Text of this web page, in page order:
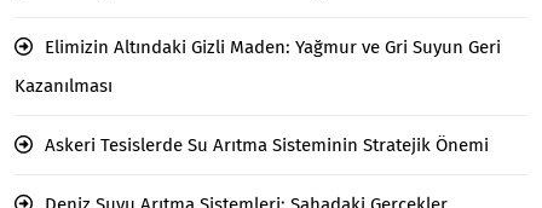
Elimizin Altındaki Gizli Maden: Yağmur ve Gri Suyun Geri
Kazanılması
Askeri Tesislerde Su Arıtma Sisteminin Stratejik Önemi